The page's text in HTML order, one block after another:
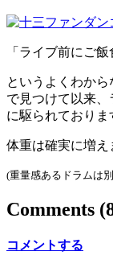
「ライブ前にご
というよくわか
で見つけて以来
に駆られておりま
体重は確実に増え
(重量感あるドラムは
Comments
コメントする